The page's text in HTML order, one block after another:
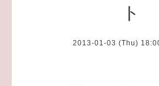
ト
2013-01-03 (Thu)